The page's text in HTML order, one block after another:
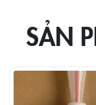
SẢN